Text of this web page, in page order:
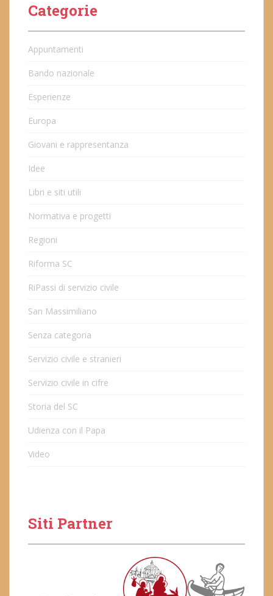
Categorie
Appuntamenti
Bando nazionale
Esperienze
Europa
Giovani e rappresentanza
Idee
Libri e siti utili
Normativa e progetti
Regioni
Riforma SC
RiPassi di servizio civile
San Massimiliano
Senza categoria
Servizio civile e stranieri
Servizio civile in cifre
Storia del SC
Udienza con il Papa
Video
Siti Partner